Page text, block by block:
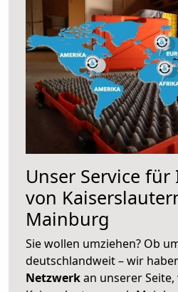
Unser Service
von
Mainburg
Sie wollen umziehen? Ob
deutschlandweit – wir
Netzwerkan unserer